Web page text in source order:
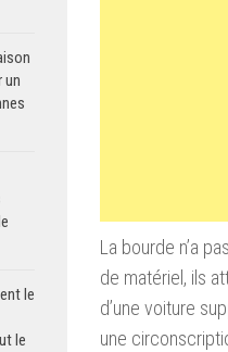
La bourde n’a
de matériel, ils
d’une voiture
une
un
le
le